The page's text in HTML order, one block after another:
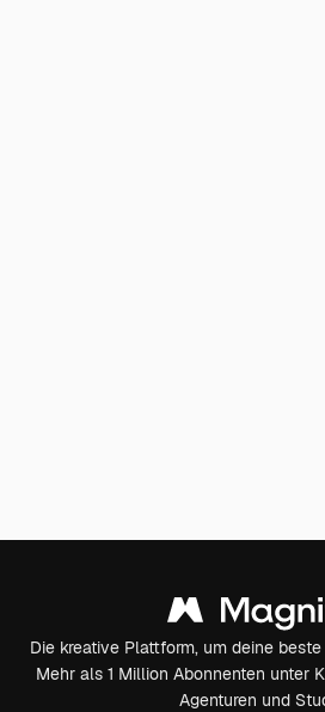
Die kreative Plattform, um deine
Mehr als 1 Million Abonnenten unter
Agenturen und